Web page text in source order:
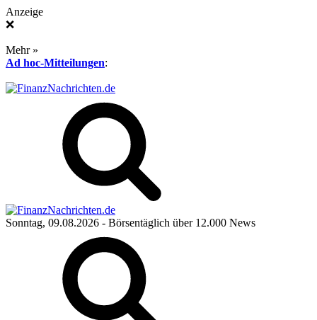
Anzeige
❌
Mehr »
Ad hoc-Mitteilungen:
Sonntag, 09.08.2026 - Börsentäglich über 12.000 News